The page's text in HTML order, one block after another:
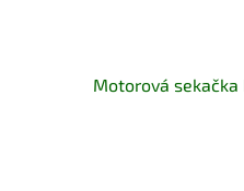
Motorová sekačka